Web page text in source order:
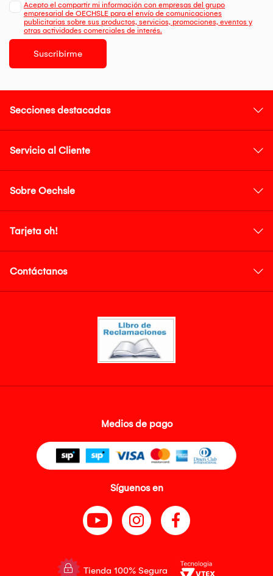
Acepto el compartir mi información con empresas del grupo
empresarial de OECHSLE para el envío de comunicaciones
publicitarias sobre sus productos, servicios, promociones, eventos y
otras actividades comerciales de interés.
Suscribirme
Secciones destacadas
Servicio al Cliente
Sobre Oechsle
Tarjeta oh!
Contáctanos
Medios de pago
Síguenos en
Tienda 100% Segura